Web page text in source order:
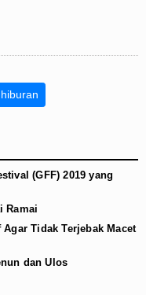
(GFF) 2019 yang
Ramai
Tidak Terjebak Macet
dan Ulos